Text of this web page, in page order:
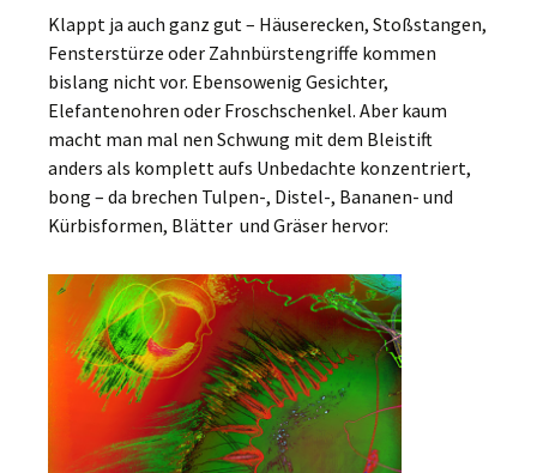
Klappt ja auch ganz gut – Häuserecken, Stoßstangen,
Fensterstürze oder Zahnbürstengriffe kommen
bislang nicht vor. Ebensowenig Gesichter,
Elefantenohren oder Froschschenkel. Aber kaum
macht man mal nen Schwung mit dem Bleistift
anders als komplett aufs Unbedachte konzentriert,
bong – da brechen Tulpen-, Distel-, Bananen- und
Kürbisformen, Blätter und Gräser hervor: